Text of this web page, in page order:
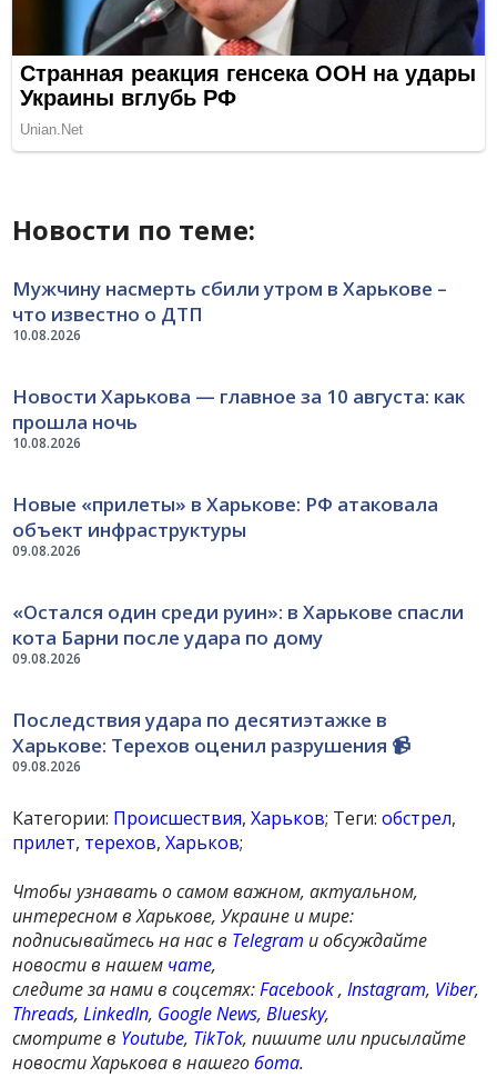
Новости по теме:
10.08.2026
Мужчину насмерть сбили утром в Харькове –
что известно о ДТП
10.08.2026
Новости Харькова — главное за 10 августа: как
прошла ночь
09.08.2026
Новые «прилеты» в Харькове: РФ атаковала
объект инфраструктуры
09.08.2026
«Остался один среди руин»: в Харькове спасли
кота Барни после удара по дому
09.08.2026
Последствия удара по десятиэтажке в
Харькове: Терехов оценил разрушения 📹
Категории: Происшествия,Харьков; Теги:обстрел,
прилет, терехов,Харьков;
Чтобы узнавать о самом важном, актуальном,
интересном в Харькове, Украине и мире:
подписывайтесь на нас в Telegram и обсуждайте
новости в нашем чате,
следите за нами в соцсетях:Facebook,Instagram, Viber,
Threads,LinkedIn, Google News,Bluesky,
смотрите в Youtube, TikTok, пишите или присылайте
новости Харькова в нашегобота.